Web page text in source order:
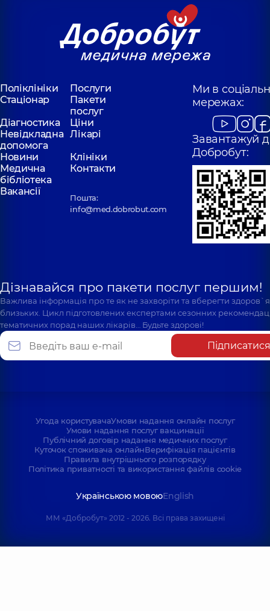
Поліклініки
Послуги
Стаціонар
Пакети
послуг
Діагностика
Ціни
Невідкладна
допомога
Лікарі
Новини
Клініки
Медична
бібліотека
Контакти
Вакансії
Пошта:
info@med.dobrobut.com
Ми в
мережах:
Завантажуй
Добробут:
Дізнавайся про пакети послуг першим!
Важлива інформація про те як не захворіти та вберегти
близьких. Цикл підготовлених експертами сезонних
тематичних порад наших лікарів… Будьте здорові!
Підписатися
Угода користувачаУмови надання онлайн послуг
Умови надання послуг вакцинації
Публічний договір надання медичних послуг
Куточок споживача онлайнВерифікація пацієнтів
Правила внутрішнього розпорядку
Політика приватності та використання файлів cookie
Українською мовоюEnglish
ММ «Добробут» 2012 - 2026. Всі права захищені